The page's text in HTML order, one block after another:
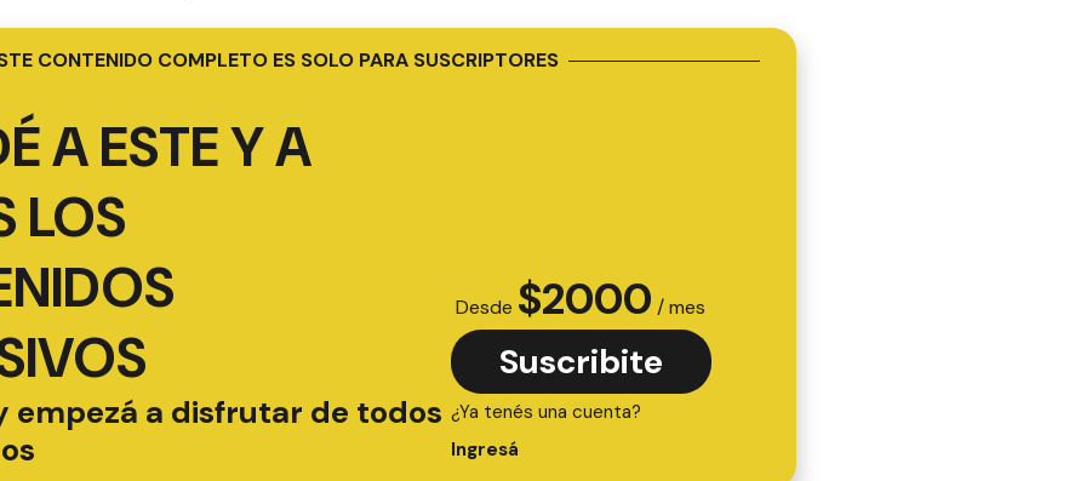
CONTENIDO COMPLETO ES SOLO PARA SUSCRIPTORES
A ESTE Y A
LOS
empezá a disfrutar de todos
Desde $2000 / mes
Suscribite
¿Ya tenés una cuenta?
Ingresá